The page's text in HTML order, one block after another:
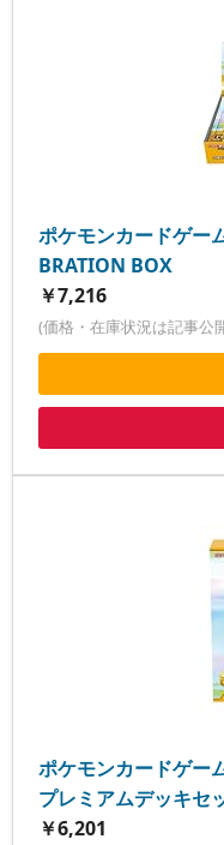
ポケモンカードゲー
BRATION BOX
￥7,216
(価格・在庫状況は記事公
ポケモンカードゲー
プレミアムデッキセ
￥6,201